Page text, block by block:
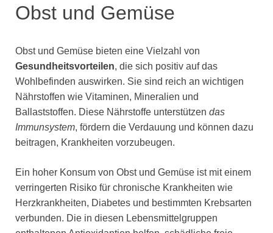
Obst und Gemüse
Obst und Gemüse bieten eine Vielzahl von
Gesundheitsvorteilen, die sich positiv auf das
Wohlbefinden auswirken. Sie sind reich an wichtigen
Nährstoffen wie Vitaminen, Mineralien und
Ballaststoffen. Diese Nährstoffe unterstützen das
Immunsystem, fördern die Verdauung und können dazu
beitragen, Krankheiten vorzubeugen.
Ein hoher Konsum von Obst und Gemüse ist mit einem
verringerten Risiko für chronische Krankheiten wie
Herzkrankheiten, Diabetes und bestimmten Krebsarten
verbunden. Die in diesen Lebensmittelgruppen